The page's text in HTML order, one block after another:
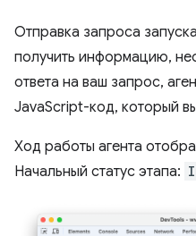
Отправка запроса
получить информацию,
ответа на ваш запрос,
JavaScript-код, который
Ход работы агента
Начальный статус этапа: